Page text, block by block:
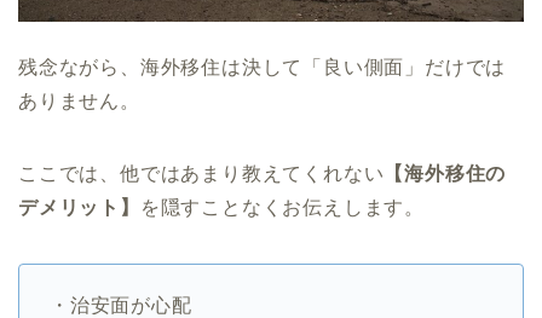
残念ながら、海外移住は決して「良い側面」だけでは
ありません。
ここでは、他ではあまり教えてくれない 【海外移住の
デメリット】
を隠すことなくお伝えします。
・治安面が心配